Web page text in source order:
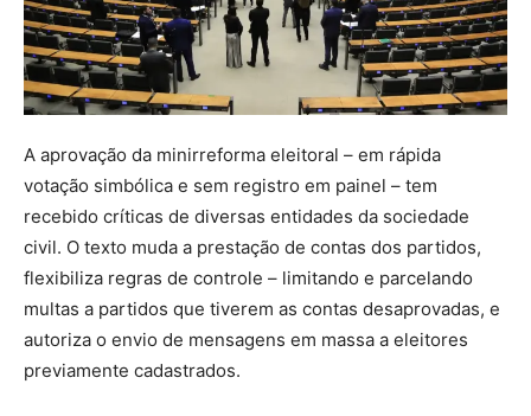
A aprovação da minirreforma eleitoral – em rápida
votação simbólica e sem registro em painel – tem
recebido críticas de diversas entidades da sociedade
civil. O texto muda a prestação de contas dos partidos,
flexibiliza regras de controle – limitando e parcelando
multas a partidos que tiverem as contas desaprovadas, e
autoriza o envio de mensagens em massa a eleitores
previamente cadastrados.